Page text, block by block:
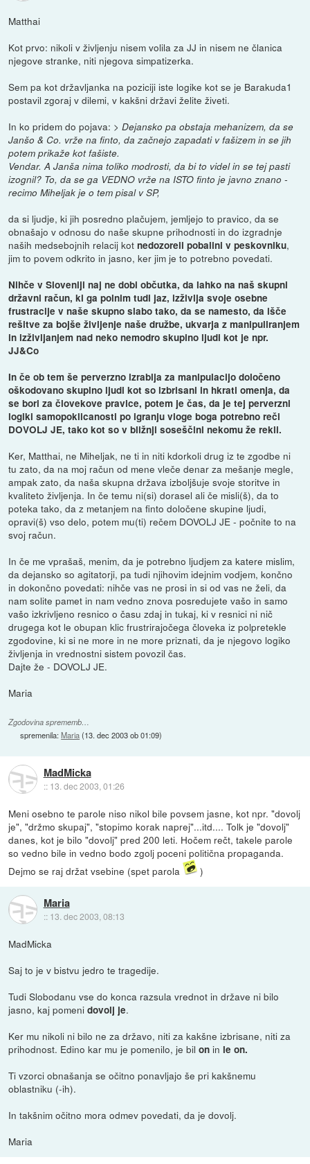
Matthai
Kot prvo: nikoli v življenju nisem volila za JJ in nisem ne članica
njegove stranke, niti njegova simpatizerka.
Sem pa kot državljanka na poziciji iste logike kot se je Barakuda1
postavil zgoraj v dilemi, v kakšni državi želite živeti.
In ko pridem do pojava: > Dejansko pa obstaja mehanizem, da se
Janšo & Co. vrže na finto, da začnejo zapadati v fašizem in se jih
potem prikaže kot fašiste.
Vendar. A Janša nima toliko modrosti, da bi to videl in se tej pasti
izognil? To, da se ga VEDNO vrže na ISTO finto je javno znano -
recimo Miheljak je o tem pisal v SP,
da si ljudje, ki jih posredno plačujem, jemljejo to pravico, da se
obnašajo v odnosu do naše skupne prihodnosti in do izgradnje
naših medsebojnih relacij kotnedozoreli pobalini v peskovniku,
jim to povem odkrito in jasno, ker jim je to potrebno povedati.
Nihče v Sloveniji naj ne dobi občutka, da lahko na naš skupni
državni račun, ki ga polnim tudi jaz, izživlja svoje osebne
frustracije v naše skupno slabo tako, da se namesto, da išče
rešitve za bojše življenje naše družbe, ukvarja z manipuliranjem
in izživljanjem nad neko nemodro skupino ljudi kot je npr.
JJ&Co
In če ob tem še perverzno izrablja za manipulacijo določeno
oškodovano skupino ljudi kot so izbrisani in hkrati omenja, da
se bori za človekove pravice, potem je čas, da je tej perverzni
logiki samopoklicanosti po igranju vloge boga potrebno reči
DOVOLJ JE, tako kot so v bližnji soseščini nekomu že rekli.
Ker, Matthai, ne Miheljak, ne ti in niti kdorkoli drug iz te zgodbe ni
tu zato, da na moj račun od mene vleče denar za mešanje megle,
ampak zato, da naša skupna država izboljšuje svoje storitve in
kvaliteto življenja. In če temu ni(si) dorasel ali če misli(š), da to
poteka tako, da z metanjem na finto določene skupine ljudi,
opravi(š) vso delo, potem mu(ti) rečem DOVOLJ JE - počnite to na
svoj račun.
In če me vprašaš, menim, da je potrebno ljudjem za katere mislim,
da dejansko so agitatorji, pa tudi njihovim idejnim vodjem, končno
in dokončno povedati: nihče vas ne prosi in si od vas ne želi, da
nam solite pamet in nam vedno znova posredujete vašo in samo
vašo izkrivljeno resnico o času zdaj in tukaj, ki v resnici ni nič
drugega kot le obupan klic frustrirajočega človeka iz polpretekle
zgodovine, ki si ne more in ne more priznati, da je njegovo logiko
življenja in vrednostni sistem povozil čas.
Dajte že - DOVOLJ JE.
Maria
Zgodovina sprememb…
spremenila:Maria(13. dec 2003 ob 01:09)
MadMicka
:: 13. dec 2003, 01:26
Meni osebno te parole niso nikol bile povsem jasne, kot npr. "dovolj
je", "držmo skupaj", "stopimo korak naprej"...itd.... Tolk je "dovolj"
danes, kot je bilo "dovolj" pred 200 leti. Hočem rečt, takele parole
so vedno bile in vedno bodo zgolj poceni politična propaganda.
Dejmo se raj držat vsebine (spet parola
)
Maria
:: 13. dec 2003, 08:13
MadMicka
Saj to je v bistvu jedro te tragedije.
Tudi Slobodanu vse do konca razsula vrednot in države ni bilo
jasno, kaj pomenidovolj je.
Ker mu nikoli ni bilo ne za državo, niti za kakšne izbrisane, niti za
prihodnost. Edino kar mu je pomenilo, je bilon in le on.
Ti vzorci obnašanja se očitno ponavljajo še pri kakšnemu
oblastniku (-ih).
In takšnim očitno mora odmev povedati, da je dovolj.
Maria